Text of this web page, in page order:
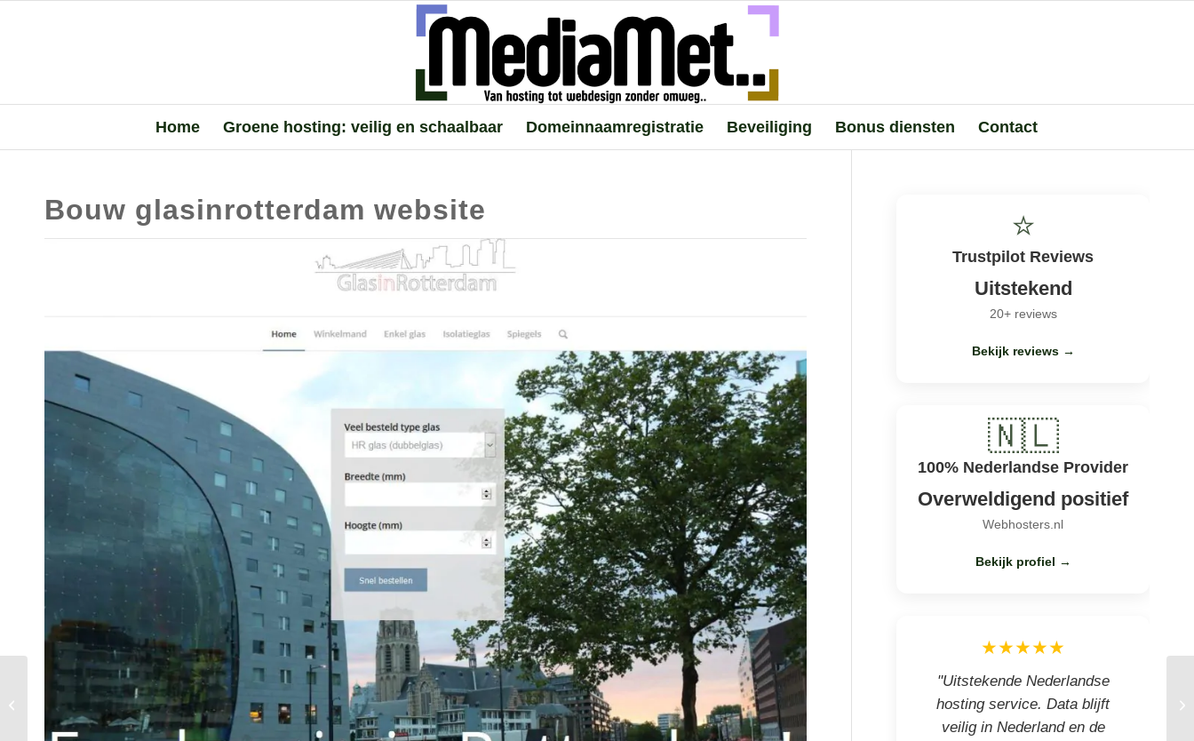
Home Groene hosting: veilig en schaalbaar Domeinnaamregistratie Beveiliging Bonus diensten Contact
Bouw glasinrotterdam website ⭐
Trustpilot Reviews
Uitstekend
20+ reviews
Bekijk reviews →
🇳🇱
100% Nederlandse Provider
Overweldigend positief
Webhosters.nl
Bekijk profiel →
★★★★★
"Uitstekende Nederlandse
hosting service. Data blijft
veilig in Nederland en de
Console 360 logo